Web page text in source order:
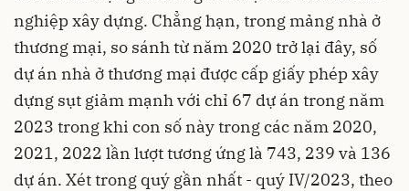
nghiệp xây dựng. Chẳng hạn, trong mảng nhà ở
thương mại, so sánh từ năm 2020 trở lại đây, số
dự án nhà ở thương mại được cấp giấy phép xây
dựng sụt giảm mạnh với chỉ 67 dự án trong năm
2023 trong khi con số này trong các năm 2020,
2021, 2022 lần lượt tương ứng là 743, 239 và 136
dự án. Xét trong quý gần nhất - quý IV/2023, theo